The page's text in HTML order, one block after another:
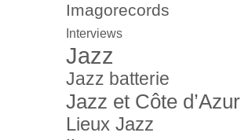
Imagorecords
Interviews
Jazz
Jazz batterie
Jazz et Côte d’Azur
Lieux Jazz